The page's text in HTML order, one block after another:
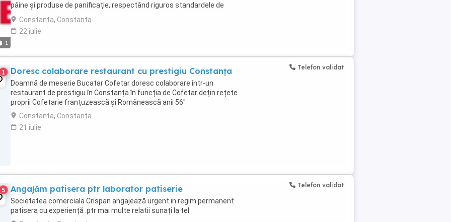
1
pâine și produse de panificație, respectând riguros standardele de
siguranță alimentară, prin utilizarea ...
Constanta, Constanta
22 iulie
1 Doresc colaborare restaurant cu prestigiu Constanța
Doamnă de meserie Bucatar Cofetar doresc colaborare într-un
restaurant de prestigiu în Constanța în funcția de Cofetar dețin rețete
proprii Cofetarie franțuzească și Românească anii 56"
Constanta, Constanta
21 iulie
Telefon validat
5 Angajăm patisera ptr laborator patiserie
Societatea comerciala Crispan angajează urgent in regim permanent
patisera cu experiență .ptr mai multe relatii sunați la tel
Telefon validat